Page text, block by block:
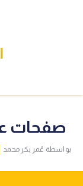
صفحات
بواسطة عُمر بكر محمد